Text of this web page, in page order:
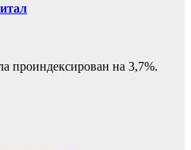
проиндексирован на 3,7%.